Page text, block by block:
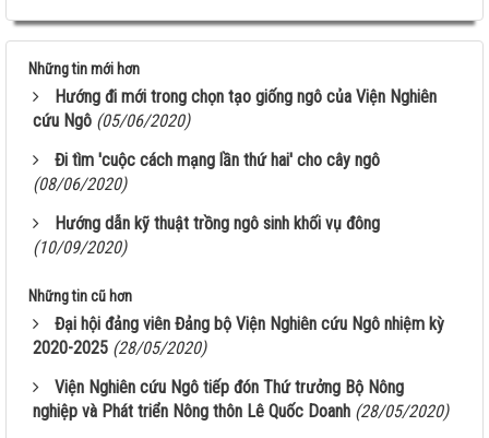
Những tin mới hơn
Hướng đi mới trong chọn tạo giống ngô của Viện Nghiên
cứu Ngô (05/06/2020)
Đi tìm 'cuộc cách mạng lần thứ hai' cho cây ngô
(08/06/2020)
Hướng dẫn kỹ thuật trồng ngô sinh khối vụ đông
(10/09/2020)
Những tin cũ hơn
Đại hội đảng viên Đảng bộ Viện Nghiên cứu Ngô nhiệm kỳ
2020-2025 (28/05/2020)
Viện Nghiên cứu Ngô tiếp đón Thứ trưởng Bộ Nông
nghiệp và Phát triển Nông thôn Lê Quốc Doanh (28/05/2020)
Giống ngô TM181: Lấy hạt rất tốt, lấy sinh khối
cũng hay!
Khi nào chấm dứt chi hàng tỷ đô nhập khẩu ngô?
HỘI THẢO KHOA HỌC “TỔNG KẾT CÔNG TÁC
NGHIÊN CỨU KHOA HỌC VÀ...